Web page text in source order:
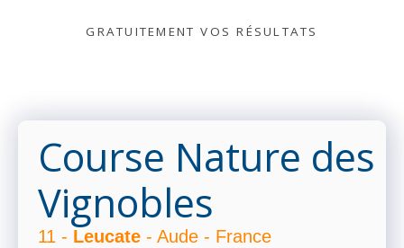
GRATUITEMENT VOS RÉSULTATS
Course Nature des
Vignobles
11 - Leucate - Aude - France